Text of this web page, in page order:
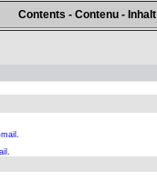
Contents - Contenu - Inhalt
.